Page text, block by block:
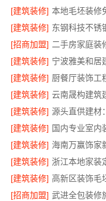
[建筑装修]
[建筑装修]
[招商加盟] 二手房家庭装
[建筑装修] 宁波雅美和居
[建筑装修]
[建筑装修]
[建筑装修] 源头直供建材
[建筑装修]
[建筑装修]
[建筑装修]
[建筑装修] 高新区装饰毛
[招商加盟]